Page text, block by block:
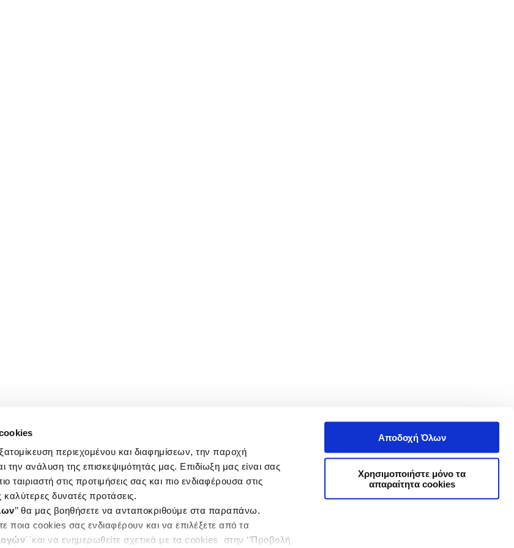
περιεχομένου και διαφημίσεων, την παροχή
την ανάλυση της επισκεψιμότητάς μας. Επιδίωξη μας είναι σας
στις προτιμήσεις σας και πιο ενδιαφέρουσα στις
καλύτερες δυνατές προτάσεις.
’’ θα μας βοηθήσετε να ανταποκριθούμε στα παραπάνω.
ποια cookies σας ενδιαφέρουν και να επιλέξετε από τα
΄΄και να ενημερωθείτε σχετικά με τα cookies στην ‘’Προβολή
Αποδοχή Όλων
Χρησιμοποιήστε μόνο τα
απαραίτητα cookies